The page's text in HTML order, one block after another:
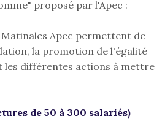
proposé par l'Apec :
Matinales Apec permettent de
la promotion de l'égalité
les différentes actions à mettre
de 50 à 300 salariés)